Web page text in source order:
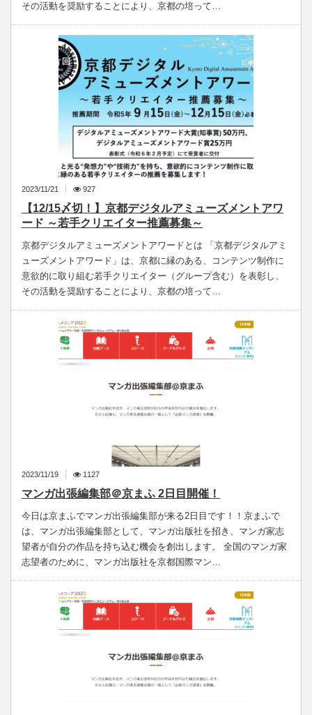
その活動を奨励することにより、京都の培って…
2023/11/21 927
【12/15〆切！】京都デジタルアミューズメントアワ
ード ～若手クリエイター推薦募集～
京都デジタルアミューズメントアワードとは 「京都デジタルアミ
ューズメントアワード」は、京都に縁のある、コンテンツ制作に
意欲的に取り組む若手クリエイター（グループ含む）を表彰し、
その活動を奨励することにより、京都の培って…
2023/11/19 1127
マンガ出張編集部＠京まふ 2日目開催！
今日は京まふでマンガ出張編集部が来る2日目です！！京まふで
は、マンガ出張編集部として、マンガ出版社を招き、マンガ家志
望者が自分の作品を持ち込む機会を創出します。 全国のマンガ家
志望者のために、マンガ出版社を京都国際マン…